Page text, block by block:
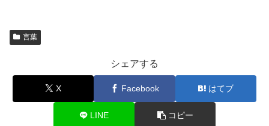
言葉
シェアする
X Facebook はてブ
LINE コピー